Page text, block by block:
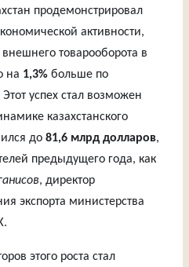
продемонстрировал
активности,
товарооборота в
на 1,3% больше по
успех стал возможен
казахстанского
до 81,6 млрд долларов,
предыдущего года, как
, директор
экспорта министерства
этого роста стал